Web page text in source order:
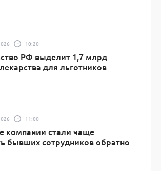
10:20
РФ выделит 1,7 млрд
для льготников
11:00
компании стали чаще
бывших сотрудников обратно